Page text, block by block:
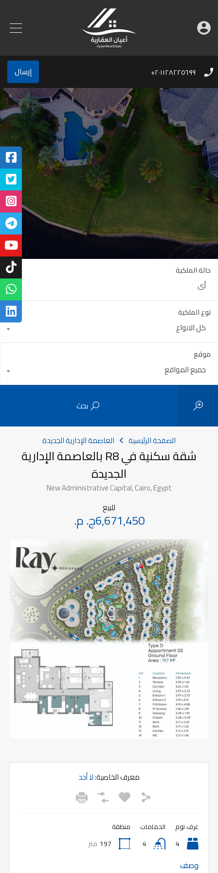
٢٠١١٢٨٢٢٥٦٩٩+ إرسال
حالة الملكية
أي
نوع الملكية
كل الانواع
موقع
جميع المواقع
بحث
الصفحة الرئيسية العاصمة الإدارية الجديدة
شقة سكنية في R8 بالعاصمة الإدارية
الجديدة
New Administrative Capital, Cairo, Egypt
للبيع
6,671,450ج. م.
معرف الخاصية:لا أحد
غرف نوم
4
الحمامات
4
منطقة
197 متر
وصف